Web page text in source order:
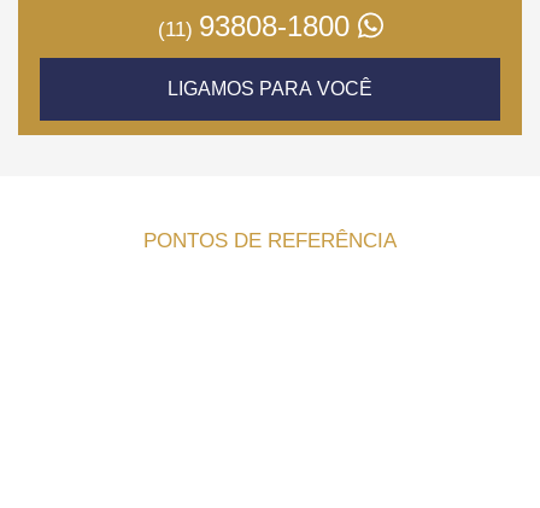
(11) 93808-1800
LIGAMOS PARA VOCÊ
PONTOS DE REFERÊNCIA